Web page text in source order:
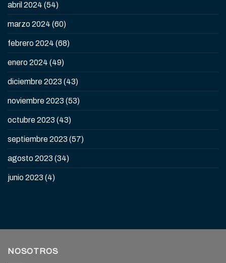
abril 2024 (54)
marzo 2024 (60)
febrero 2024 (68)
enero 2024 (49)
diciembre 2023 (43)
noviembre 2023 (53)
octubre 2023 (43)
septiembre 2023 (57)
agosto 2023 (34)
junio 2023 (4)
NOSOTROS